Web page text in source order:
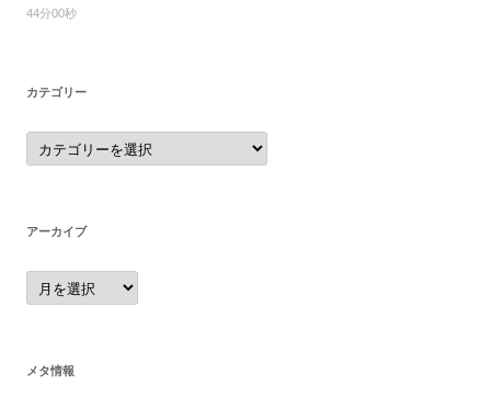
44分00秒
カテゴリー
カ
テ
ゴ
アーカイブ
ア
ー
カ
メタ情報